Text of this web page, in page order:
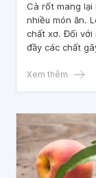
Cà rốt mang lại
nhiều món ăn.
chất xơ. Đối với
đầy các chất
hơn là khi nấu
Xem thêm